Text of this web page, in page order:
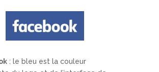
: le bleu est la couleur